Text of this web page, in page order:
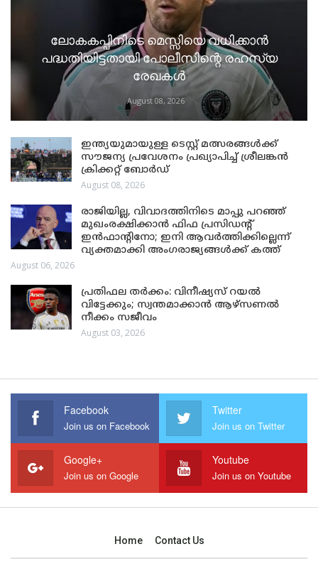
ലോകകപ്പിനിടെ മെസ്സിയെ വധിക്കാൻ
പദ്ധതിയിട്ടതായി പോലീസിന്റെ രഹസ്യ
രേഖകൾ
August 08, 2026
ഇന്ത്യയുമായുള്ള ടെസ്റ്റ് മത്സരങ്ങൾക്ക്
സൗജന്യ പ്രവേശനം പ്രഖ്യാപിച്ച് ശ്രീലങ്കൻ
ക്രിക്കറ്റ് ബോർഡ്
August 08, 2026
രാജിയില്ല, വിവാദത്തിനിടെ മാപ്പു പറഞ്ഞ്
മുഖംരക്ഷിക്കാൻ ഫിഫ പ്രസിഡന്റ്
ഇൻഫാന്റിനോ; ഇനി ആവർത്തിക്കില്ലെന്ന്
വ്യക്തമാക്കി അംഗരാജ്യങ്ങൾക്ക് കത്ത്
August 06, 2026
പ്രതിഫല തർക്കം: വിനീഷ്യസ് റയൽ
വിട്ടേക്കും; സ്വന്തമാക്കാൻ ആഴ്സണൽ
നീക്കം സജീവം
August 03, 2026
Facebook
Join us on Facebook
Twitter
Join us on Twitter
Google+
Join us on Google
Youtube
Join us on Youtube
Home Contact Us